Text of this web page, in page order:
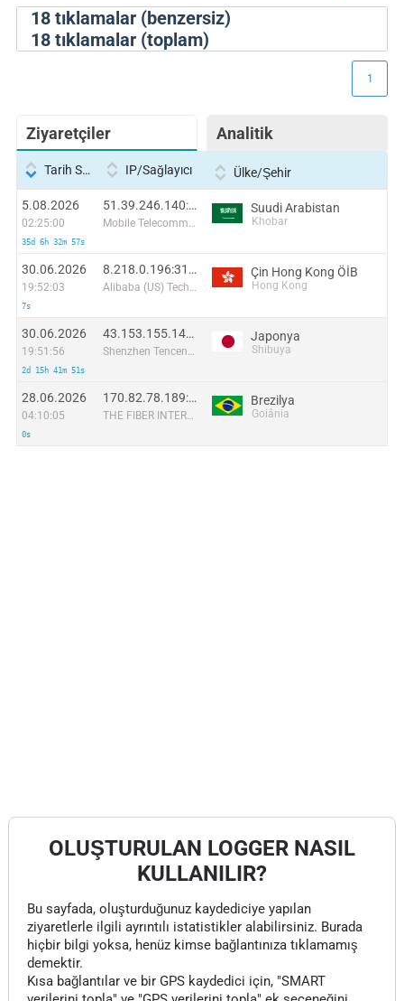
18tıklamalar (benzersiz)
18tıklamalar (toplam)
Ziyaretçiler Analitik
1
Tarih Saati IP/Sağlayıcı Ülke/Şehir
5.08.2026
02:25:00
35d 6h 32m 57s
51.39.246.140:9769
Mobile Telecommunication Company Saudi Arabia Joint-Stock company
Suudi Arabistan
Khobar
30.06.2026
19:52:03
7s
8.218.0.196:31759
Alibaba (US) Technology Co., Ltd.
Çin Hong Kong ÖİB
Hong Kong
30.06.2026
19:51:56
2d 15h 41m 51s
43.153.155.140:51823
Shenzhen Tencent Computer Systems Company Limited
Japonya
Shibuya
28.06.2026
04:10:05
0s
170.82.78.189:62861
THE FIBER INTERNET BANDA LARGA
Brezilya
Goiânia
OLUŞTURULAN LOGGER NASIL
KULLANILIR?
Bu sayfada, oluşturduğunuz kaydediciye yapılan
ziyaretlerle ilgili ayrıntılı istatistikler alabilirsiniz. Burada
hiçbir bilgi yoksa, henüz kimse bağlantınıza tıklamamış
demektir.
Kısa bağlantılar ve bir GPS kaydedici için, "SMART